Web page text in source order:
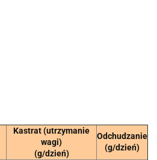
Kastrat (utrzymanie
wagi)
(g/dzień)
Odchudzanie
(g/dzień)